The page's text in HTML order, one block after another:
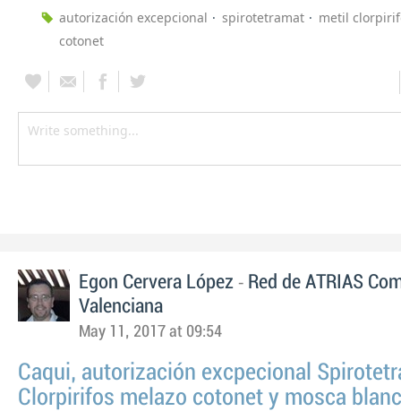
autorización excepcional spirotetramat
metil
cotonet
Egon Cervera López - Red de ATRIAS
Valenciana
May 11, 2017 at 09:54
Caqui, autorización excpecional
Clorpirifos melazo cotonet y mosca